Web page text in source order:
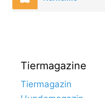
Tiermagazine
Tiermagazin